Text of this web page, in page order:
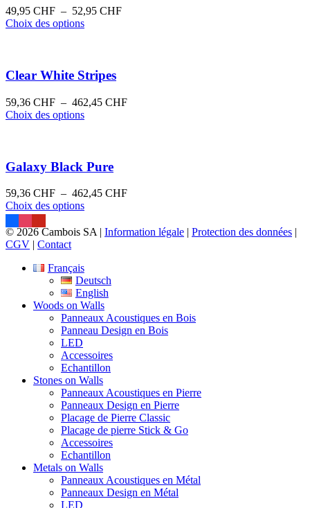
options
peuvent
être
page
produit
49,95 CHF – 52,95 CHFPlage
Choix des optionsCe
variations.
Les
options
peuvent
être
la
page
produit
Clear White Stripes
59,36 CHF – 462,45 CHFPlage
Choix des optionsCe
variations.
Les
options
peuvent
être
choisies
sur
page
du
produit
Galaxy Black Pure
59,36 CHF – 462,45 CHFPlage
59,36 CHF
Choix des optionsCe
a
Les
options
peuvent
être
choisies
sur
page
du
produit
© 2026 Cambois SA | Information légale | Protection des données |
CGV | Contact
Français
Deutsch
English
Woods on Walls
Panneaux Acoustiques en Bois
Panneau Design en Bois
LED
Accessoires
Echantillon
Stones on Walls
Panneaux Acoustiques en Pierre
Panneaux Design en Pierre
Placage de Pierre Classic
Placage de pierre Stick & Go
Accessoires
Echantillon
Metals on Walls
Panneaux Acoustiques en Métal
Panneaux Design en Métal
LED